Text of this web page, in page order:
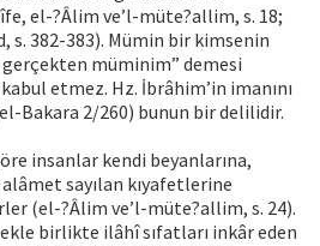
el-?Âlim ve’l-müte?allim, s. 18;
s. 382-383). Mümin bir kimsenin
müminim” demesi
etmez. Hz. İbrâhim’in imanını
Bakara 2/260) bunun bir delilidir.
insanlar kendi beyanlarına,
sayılan kıyafetlerine
(el-?Âlim ve’l-müte?allim, s. 24).
birlikte ilâhî sıfatları inkâr eden